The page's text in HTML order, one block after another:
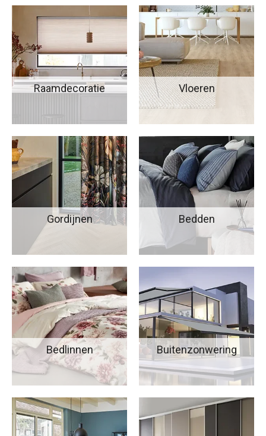
Raamdecoratie Vloeren
Gordijnen Bedden
Bedlinnen Buitenzonwering